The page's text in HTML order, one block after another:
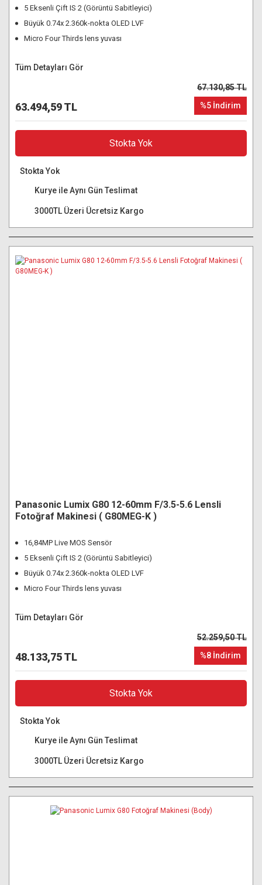
5 Eksenli Çift IS 2 (Görüntü Sabitleyici)
Büyük 0.74x 2.360k-nokta OLED LVF
Micro Four Thirds lens yuvası
Tüm Detayları Gör
63.494,59 TL
67.130,85 TL
%5 İndirim
Stokta Yok
Stokta Yok
Kurye ile Aynı Gün Teslimat
3000TL Üzeri Ücretsiz Kargo
Panasonic Lumix G80 12-60mm F/3.5-5.6 Lensli
Fotoğraf Makinesi ( G80MEG-K )
16,84MP Live MOS Sensör
5 Eksenli Çift IS 2 (Görüntü Sabitleyici)
Büyük 0.74x 2.360k-nokta OLED LVF
Micro Four Thirds lens yuvası
Tüm Detayları Gör
48.133,75 TL
52.259,50 TL
%8 İndirim
Stokta Yok
Stokta Yok
Kurye ile Aynı Gün Teslimat
3000TL Üzeri Ücretsiz Kargo